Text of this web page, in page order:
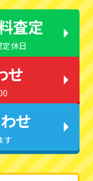
査定
休日
せ
せ
す